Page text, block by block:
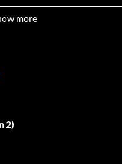
Punkte bringen.
nach links. Wenn du
Wenn du gekickt hast,
wird es tun. Das ist
more
2)